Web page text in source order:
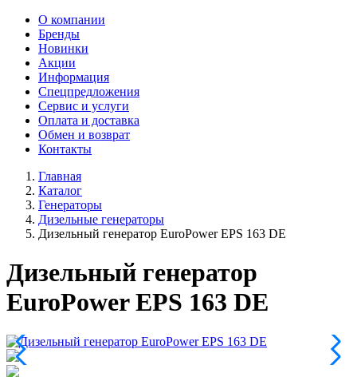
О компании
Бренды
Новинки
Акции
Информация
Спецпредложения
Сервис и услуги
Оплата и доставка
Обмен и возврат
Контакты
Главная
Каталог
Генераторы
Дизельные генераторы
Дизельный генератор EuroPower EPS 163 DE
Дизельный генератор
EuroPower EPS 163 DE